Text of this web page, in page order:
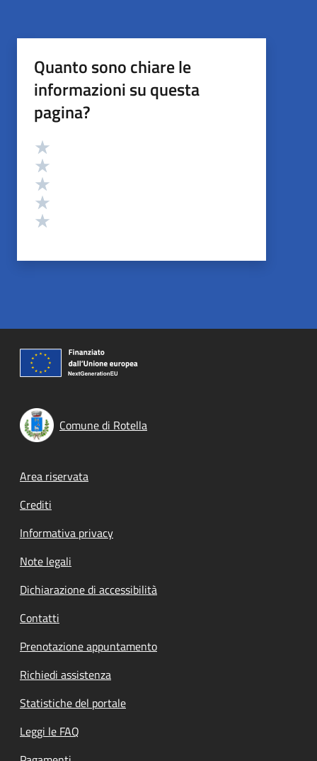
Quanto sono chiare le
informazioni su questa
pagina?
Valutazione
Comune di Rotella
Footer menu
Area riservata
Crediti
Informativa privacy
Note legali
Dichiarazione di accessibilità
Contatti
Prenotazione appuntamento
Richiedi assistenza
Statistiche del portale
Leggi le FAQ